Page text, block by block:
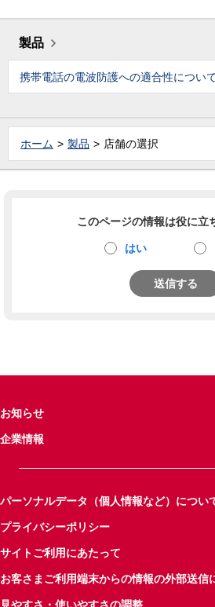
製品
携帯電話の電波防護への適合性につい
ホーム 製品 店舗の選択
このページの情報は役に立
はい
送信する
お知らせ
企業情報
パーソナルデータ（個人情報など）につい
プライバシーポリシー
サイトご利用にあたって
お客さまご利用端末からの情報の外部送信